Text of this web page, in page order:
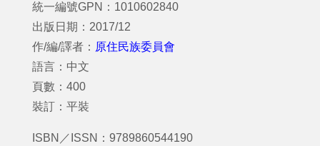
統一編號GPN：1010602840
出版日期：2017/12
作/編/譯者： 原住民族委員會
語言：中文
頁數：400
裝訂：平裝
ISBN／ISSN：9789860544190